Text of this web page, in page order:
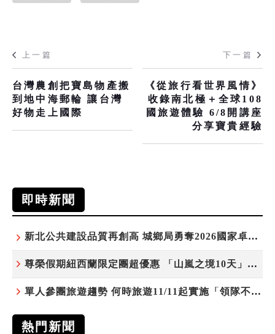
上一篇
台灣農創把寶島物產搬
到地中海郵輪 讓台灣
好物走上國際
下一篇
《從旅行看世界風情》
收錄南北極＋全球108
國旅遊體驗 6/8開講座
分享寶貴經驗
即時新聞
新北公共建設品質再創高 城鄉局勇奪2026國家卓越建設獎6項殊榮
尊榮假期紐西蘭限定團超優惠 「山嵐之境10天」挑戰市場最高CP值
單人參團旅遊趨勢 何時旅遊11/11起實施「領隊不配房」 落單更免收單房差
熱門新聞